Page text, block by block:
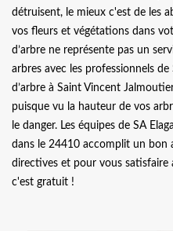
détruisent, le mieux c'est de les
vos fleurs et végétations dans
d’arbre ne représente pas un
arbres avec les professionnels
d’arbre à Saint Vincent
puisque vu la hauteur de vos
le danger. Les équipes de SA
dans le 24410 accomplit un bon
directives et pour vous satisfaire
c'est gratuit !